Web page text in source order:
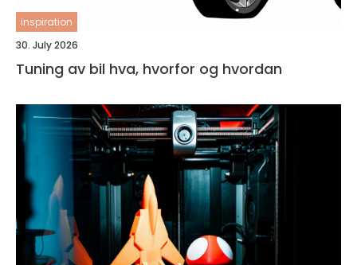
inspiration
30. July 2026
Tuning av bil hva, hvorfor og hvordan